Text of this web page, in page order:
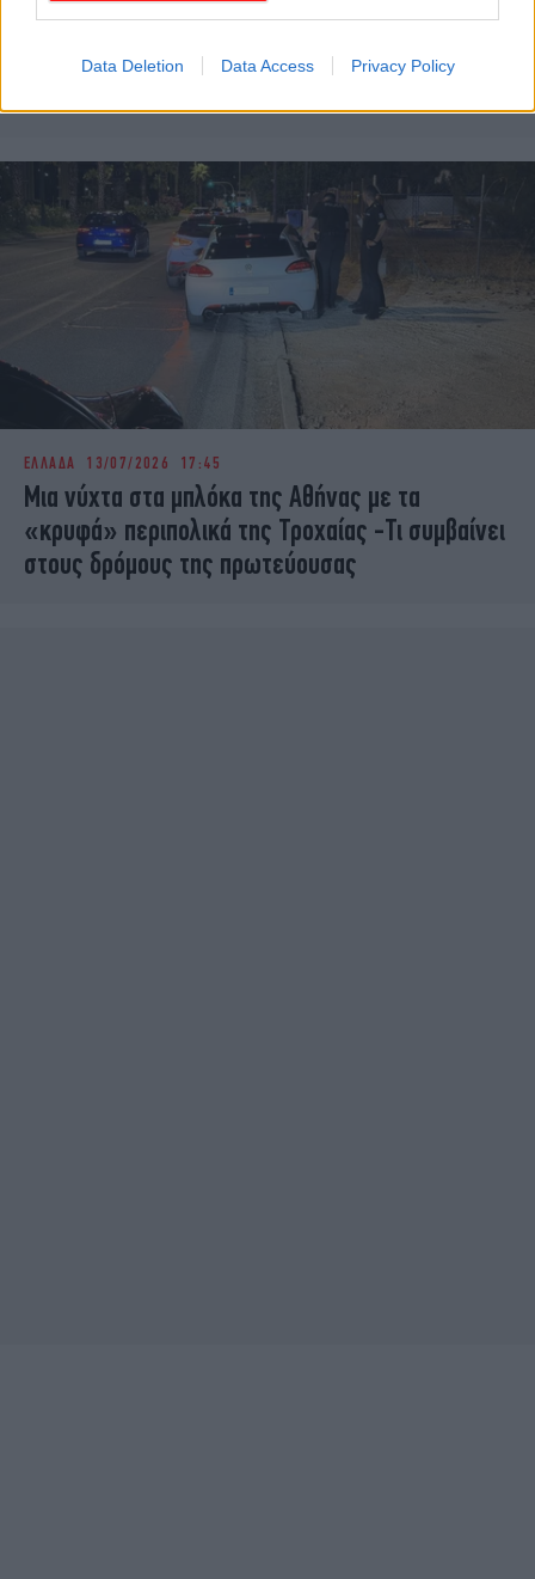
Data Deletion Data Access Privacy Policy
Αυτό είναι το ελληνικό σήμα που «ακυρώνει» τα
ΕΛΛΑΔΑ 13/07/2026 17:45
Μια νύχτα στα μπλόκα της Αθήνας με τα
«κρυφά» περιπολικά της Τροχαίας -Τι συμβαίνει
στους δρόμους της πρωτεύουσας